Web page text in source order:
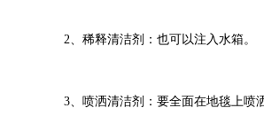
2、稀释清洁剂：也可以注入水箱。
3、喷洒清洁剂：要全面在地毯上喷